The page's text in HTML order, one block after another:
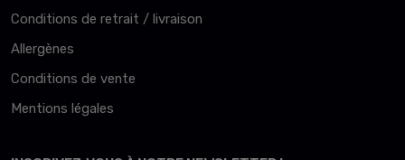
Conditions de retrait / livraison
Allergènes
Conditions de vente
Mentions légales